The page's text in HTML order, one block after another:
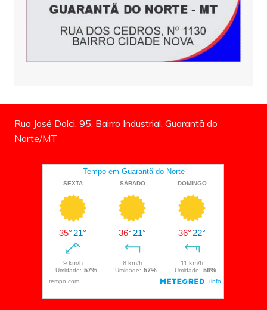
Rua José Dolci, 95, Bairro Industrial, Guarantã do
Norte/MT